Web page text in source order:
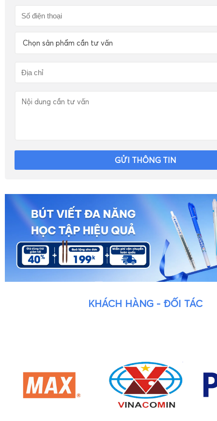
Chọn sản phẩm cần tư vấn
GỬI THÔNG TIN
KHÁCH HÀNG - ĐỐI TÁC